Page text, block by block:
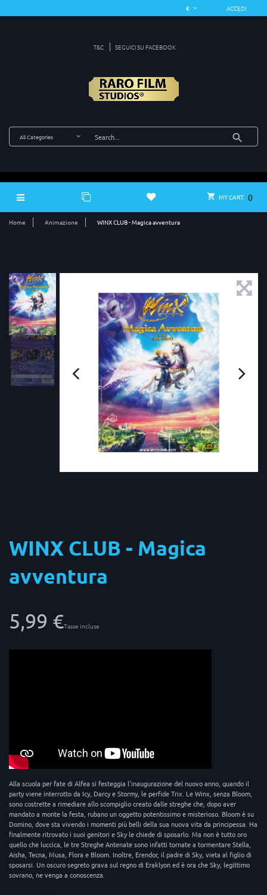
ACCEDI
T&C SEGUICI SU FACEBOOK
MY CART: 0
Home Animazione WINX CLUB - Magica avventura
WINX CLUB - Magica
avventura
5,99 €Tasse incluse
Alla scuola per fate di Alfea si festeggia l'inaugurazione del nuovo anno, quando il
party viene interrotto da Icy, Darcy e Stormy, le perfide Trix. Le Winx, senza Bloom,
sono costrette a rimediare allo scompiglio creato dalle streghe che, dopo aver
mandato a monte la festa, rubano un oggetto potentissimo e misterioso. Bloom è su
Domino, dove sta vivendo i momenti più belli della sua nuova vita da principessa. Ha
finalmente ritrovato i suoi genitori e Sky le chiede di sposarlo. Ma non è tutto oro
quello che luccica, le tre Streghe Antenate sono infatti tornate a tormentare Stella,
Aisha, Tecna, Musa, Flora e Bloom. Inoltre, Erendor, il padre di Sky, vieta al figlio di
sposarsi. Un oscuro segreto grava sul regno di Eraklyon ed è ora che Sky, legittimo
sovrano, ne venga a conoscenza.